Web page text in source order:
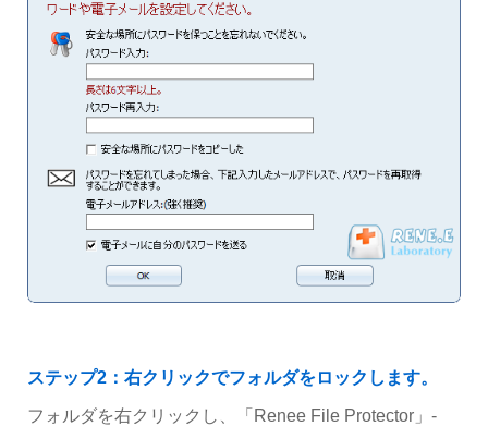
ステップ2：右クリックでフォルダをロックします。
フォルダを右クリックし、「Renee File Protector」-